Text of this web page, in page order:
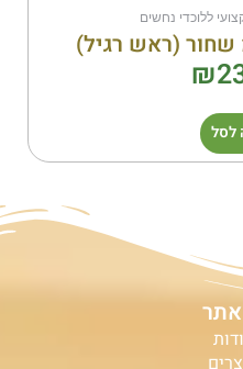
ללוכדי נחשים
₪
לסל